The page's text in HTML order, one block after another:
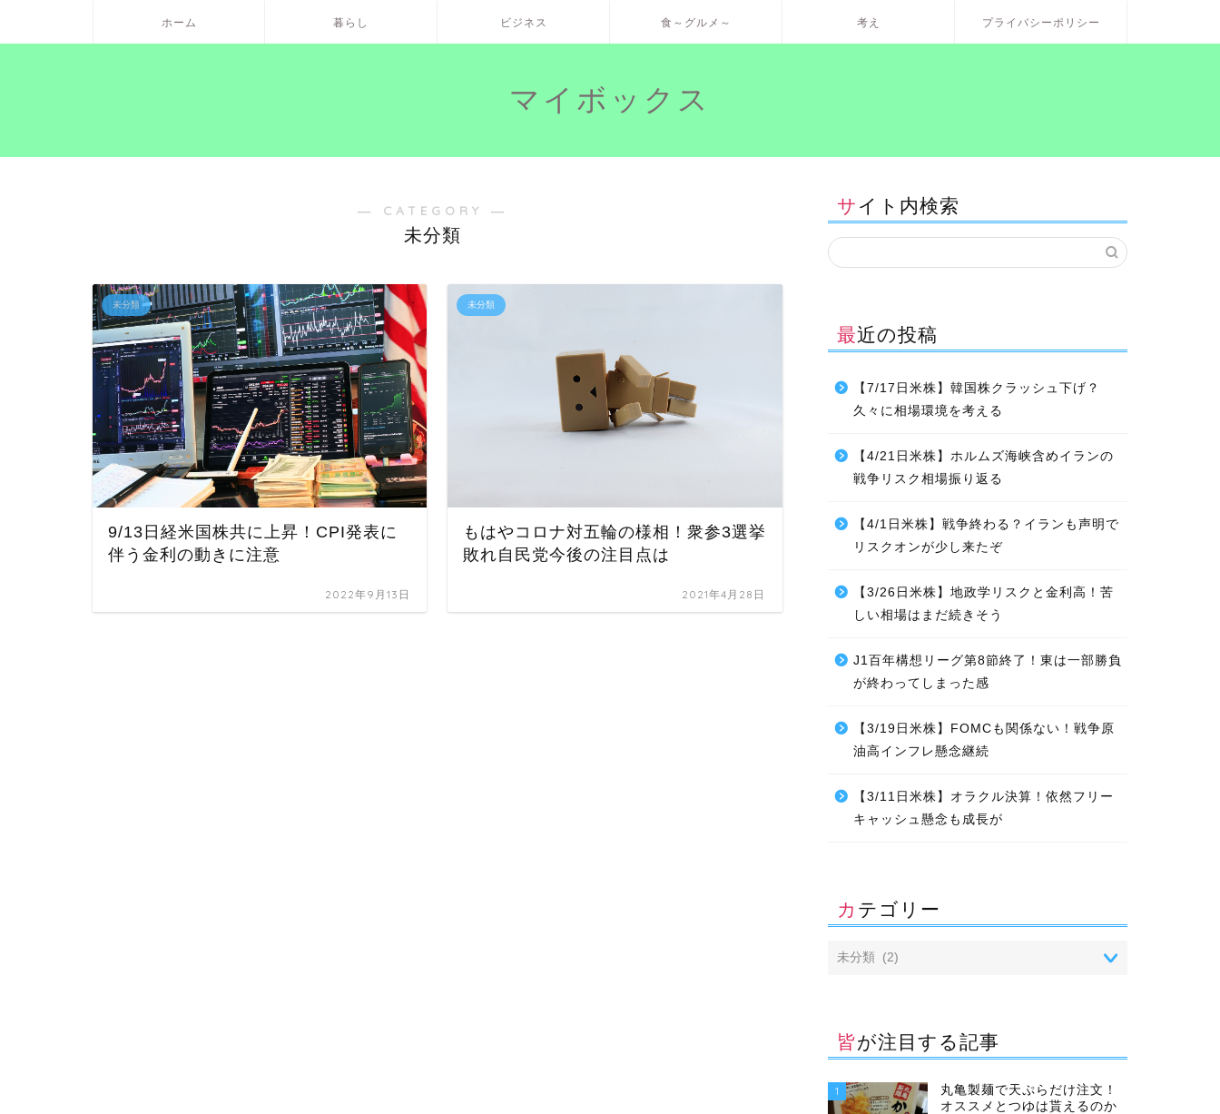
ホーム 暮らし ビジネス 食～グルメ～ 考え プライバシーポリシー
マイボックス
― CATEGORY ―
未分類
未分類
9/13日経米国株共に上昇！CPI発表に
伴う金利の動きに注意
2022年9月13日
未分類
もはやコロナ対五輪の様相！衆参3選挙
敗れ自民党今後の注目点は
2021年4月28日
サイト内検索
最近の投稿
【7/17日米株】韓国株クラッシュ下げ？
久々に相場環境を考える
【4/21日米株】ホルムズ海峡含めイランの
戦争リスク相場振り返る
【4/1日米株】戦争終わる？イランも声明で
リスクオンが少し来たぞ
【3/26日米株】地政学リスクと金利高！苦
しい相場はまだ続きそう
J1百年構想リーグ第8節終了！東は一部勝負
が終わってしまった感
【3/19日米株】FOMCも関係ない！戦争原
油高インフレ懸念継続
【3/11日米株】オラクル決算！依然フリー
キャッシュ懸念も成長が
カテゴリー
皆が注目する記事
1
丸亀製麺で天ぷらだけ注文！
オススメとつゆは貰えるのか